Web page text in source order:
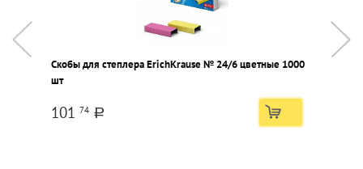
Скобы для степлера ErichKrause № 24/6 цветные 1000
шт
101 74 a